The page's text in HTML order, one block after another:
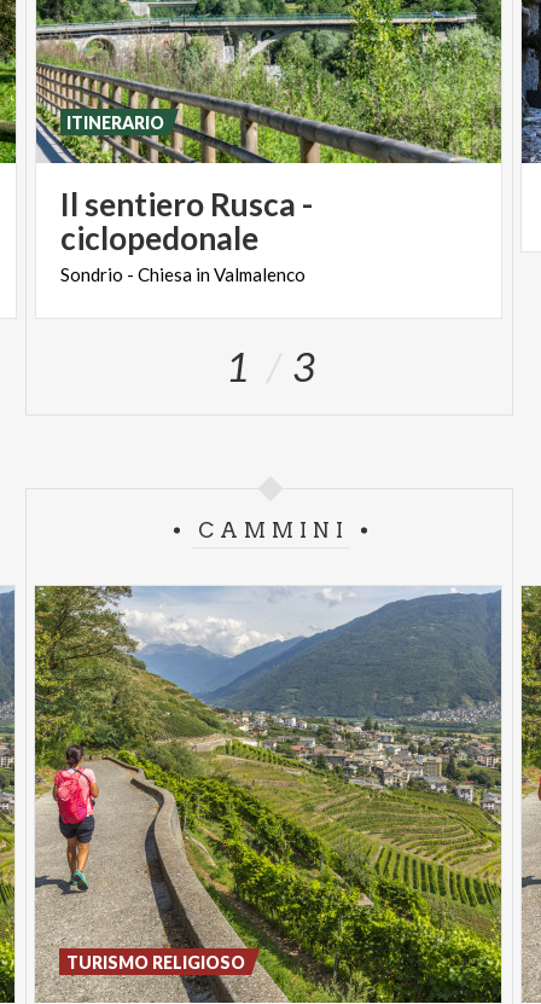
Il sentiero Rusca -
ciclopedonale
Sondrio - Chiesa inValmalenco
ITINERARIO
1 3
CAMMINI
TURISMO RELIGIOSO